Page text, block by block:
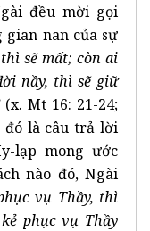
đều mời gọi
nan của sự
sẽ mất; còn ai
nầy, thì sẽ giữ
(x. Mt 16: 21-24;
đó là câu trả lời
lạp mong ước
nào đó, Ngài
vụ Thầy, thì
phục vụ Thầy